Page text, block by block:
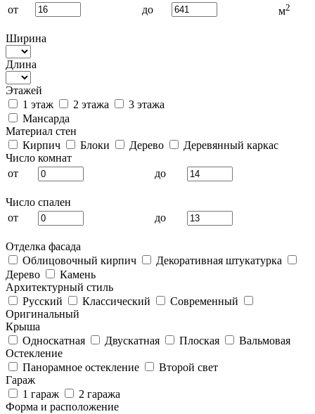
от
до м2
Ширина
Длина
Этажей
1 этаж
2 этажа
3 этажа
Мансарда
Материал стен
Кирпич
Блоки Дерево
Деревянный каркас
Число комнат
от
до
Число спален
от
до
Отделка фасада
Облицовочный кирпич
Декоративная штукатурка
Дерево
Камень
Архитектурный стиль
Русский
Классический
Современный
Оригинальный
Крыша
Односкатная
Двускатная Плоская
Вальмовая
Остекление
Панорамное остекление
Второй свет
Гараж
1 гараж
2 гаража
Форма и расположение